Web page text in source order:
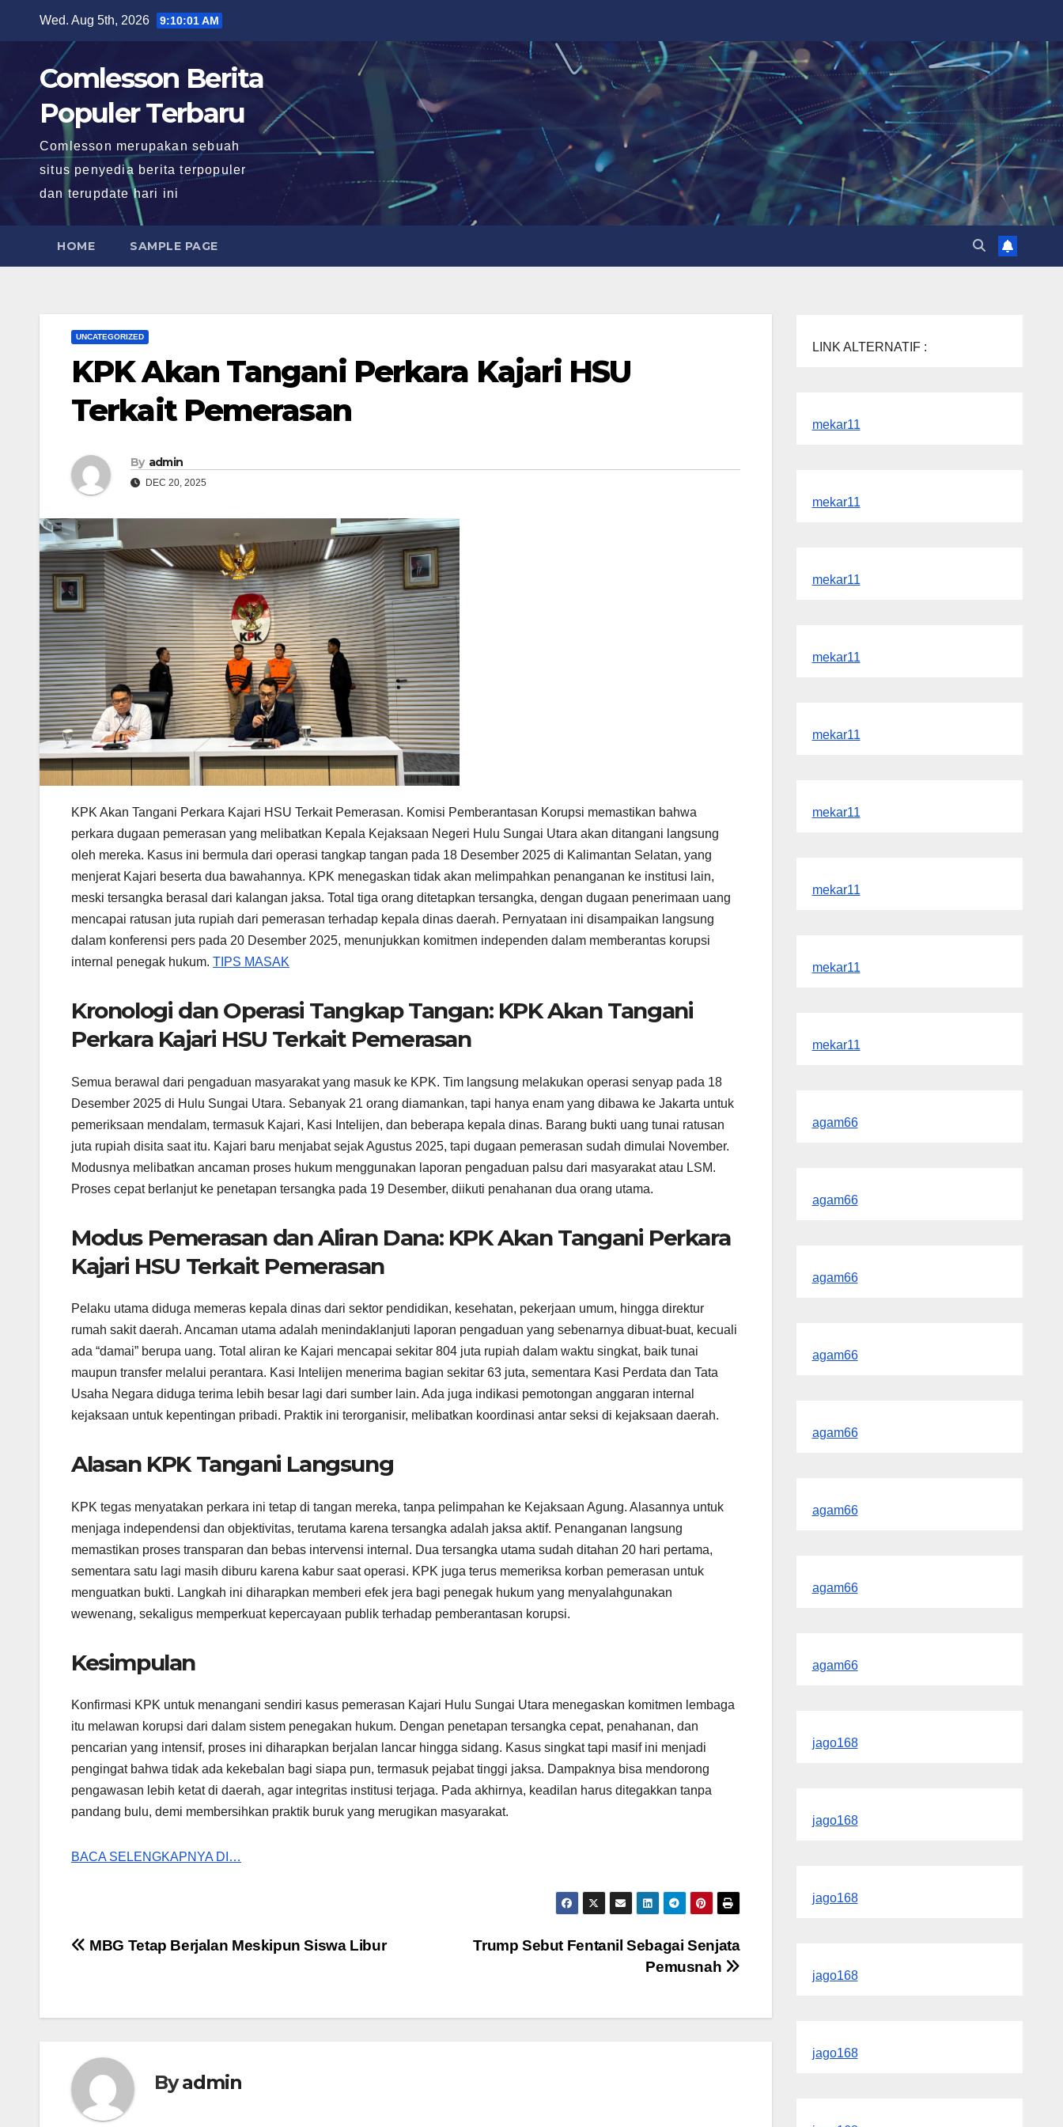
Wed. Aug 5th, 2026 9:10:03 AM
Comlesson Berita
Populer Terbaru
Comlesson merupakan sebuah
situs penyedia berita terpopuler
dan terupdate hari ini
HOME SAMPLE PAGE
UNCATEGORIZED
KPK Akan Tangani Perkara Kajari HSU
Terkait Pemerasan
By admin
DEC 20, 2025
KPK Akan Tangani Perkara Kajari HSU Terkait Pemerasan. Komisi Pemberantasan Korupsi memastikan bahwa
perkara dugaan pemerasan yang melibatkan Kepala Kejaksaan Negeri Hulu Sungai Utara akan ditangani langsung
oleh mereka. Kasus ini bermula dari operasi tangkap tangan pada 18 Desember 2025 di Kalimantan Selatan, yang
menjerat Kajari beserta dua bawahannya. KPK menegaskan tidak akan melimpahkan penanganan ke institusi lain,
meski tersangka berasal dari kalangan jaksa. Total tiga orang ditetapkan tersangka, dengan dugaan penerimaan uang
mencapai ratusan juta rupiah dari pemerasan terhadap kepala dinas daerah. Pernyataan ini disampaikan langsung
dalam konferensi pers pada 20 Desember 2025, menunjukkan komitmen independen dalam memberantas korupsi
internal penegak hukum. TIPS MASAK
Kronologi dan Operasi Tangkap Tangan: KPK Akan Tangani
Perkara Kajari HSU Terkait Pemerasan
Semua berawal dari pengaduan masyarakat yang masuk ke KPK. Tim langsung melakukan operasi senyap pada 18
Desember 2025 di Hulu Sungai Utara. Sebanyak 21 orang diamankan, tapi hanya enam yang dibawa ke Jakarta untuk
pemeriksaan mendalam, termasuk Kajari, Kasi Intelijen, dan beberapa kepala dinas. Barang bukti uang tunai ratusan
juta rupiah disita saat itu. Kajari baru menjabat sejak Agustus 2025, tapi dugaan pemerasan sudah dimulai November.
Modusnya melibatkan ancaman proses hukum menggunakan laporan pengaduan palsu dari masyarakat atau LSM.
Proses cepat berlanjut ke penetapan tersangka pada 19 Desember, diikuti penahanan dua orang utama.
Modus Pemerasan dan Aliran Dana: KPK Akan Tangani Perkara
Kajari HSU Terkait Pemerasan
Pelaku utama diduga memeras kepala dinas dari sektor pendidikan, kesehatan, pekerjaan umum, hingga direktur
rumah sakit daerah. Ancaman utama adalah menindaklanjuti laporan pengaduan yang sebenarnya dibuat-buat, kecuali
ada “damai” berupa uang. Total aliran ke Kajari mencapai sekitar 804 juta rupiah dalam waktu singkat, baik tunai
maupun transfer melalui perantara. Kasi Intelijen menerima bagian sekitar 63 juta, sementara Kasi Perdata dan Tata
Usaha Negara diduga terima lebih besar lagi dari sumber lain. Ada juga indikasi pemotongan anggaran internal
kejaksaan untuk kepentingan pribadi. Praktik ini terorganisir, melibatkan koordinasi antar seksi di kejaksaan daerah.
Alasan KPK Tangani Langsung
KPK tegas menyatakan perkara ini tetap di tangan mereka, tanpa pelimpahan ke Kejaksaan Agung. Alasannya untuk
menjaga independensi dan objektivitas, terutama karena tersangka adalah jaksa aktif. Penanganan langsung
memastikan proses transparan dan bebas intervensi internal. Dua tersangka utama sudah ditahan 20 hari pertama,
sementara satu lagi masih diburu karena kabur saat operasi. KPK juga terus memeriksa korban pemerasan untuk
menguatkan bukti. Langkah ini diharapkan memberi efek jera bagi penegak hukum yang menyalahgunakan
wewenang, sekaligus memperkuat kepercayaan publik terhadap pemberantasan korupsi.
Kesimpulan
Konfirmasi KPK untuk menangani sendiri kasus pemerasan Kajari Hulu Sungai Utara menegaskan komitmen lembaga
itu melawan korupsi dari dalam sistem penegakan hukum. Dengan penetapan tersangka cepat, penahanan, dan
pencarian yang intensif, proses ini diharapkan berjalan lancar hingga sidang. Kasus singkat tapi masif ini menjadi
pengingat bahwa tidak ada kekebalan bagi siapa pun, termasuk pejabat tinggi jaksa. Dampaknya bisa mendorong
pengawasan lebih ketat di daerah, agar integritas institusi terjaga. Pada akhirnya, keadilan harus ditegakkan tanpa
pandang bulu, demi membersihkan praktik buruk yang merugikan masyarakat.
BACA SELENGKAPNYA DI…
Post
Trump Sebut Fentanil Sebagai Senjata
Pemusnah
MBG Tetap Berjalan Meskipun Siswa Libur
Byadmin
LINK ALTERNATIF :
mekar11
mekar11
mekar11
mekar11
mekar11
mekar11
mekar11
mekar11
mekar11
agam66
agam66
agam66
agam66
agam66
agam66
agam66
agam66
jago168
jago168
jago168
jago168
jago168